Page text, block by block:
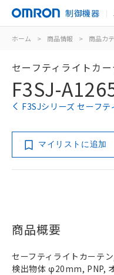
制御機器
ホーム > 商品情報 > 商品カ
セーフティライトカー
F3SJ-
F3SJシリーズ セーフ
マイリストに追加
商品概要
セーフティライトカーテ
検出物体 φ20mm, PNP,